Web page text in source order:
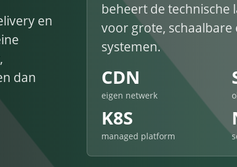
en
dan
beheert de technische
voor grote, schaalbare
systemen.
CDN
eigen netwerk
K8S
managed platform